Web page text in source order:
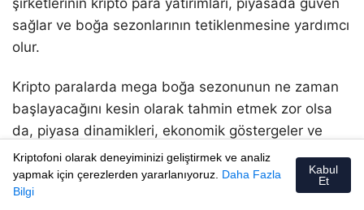
şirketlerinin kripto para yatırımları, piyasada güven
sağlar ve boğa sezonlarının tetiklenmesine yardımcı
olur.
Kripto paralarda mega boğa sezonunun ne zaman
başlayacağını kesin olarak tahmin etmek zor olsa
da, piyasa dinamikleri, ekonomik göstergeler ve
yatırımcı davranışları bu konuda önemli ipuçları
sunar. Geçmiş boğa sezonlarının incelenmesi,
teknik ve temel analizlerin yapılması, yatırımcıların
Kriptofoni olarak deneyiminizi geliştirmek ve analiz
yapmak için çerezlerden yararlanıyoruz. Daha Fazla
Bilgi
Kabul
Et